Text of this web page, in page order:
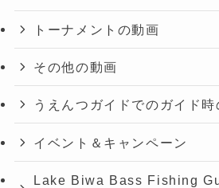
トーナメントの動画
その他の動画
うえんつガイドでのガイド
イベント＆キャンペーン
Lake Biwa Bass Fishing